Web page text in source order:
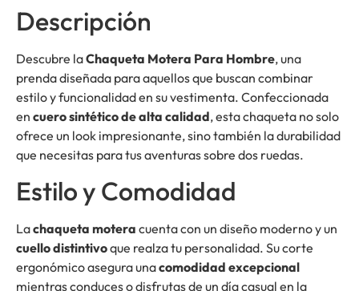
Descripción
Descubre laChaqueta Motera Para Hombre, una
prenda diseñada para aquellos que buscan combinar
estilo y funcionalidad en su vestimenta. Confeccionada
en cuero sintético de alta calidad, esta chaqueta no solo
ofrece un look impresionante, sino también la durabilidad
que necesitas para tus aventuras sobre dos ruedas.
Estilo y Comodidad
Lachaqueta motera cuenta con un diseño moderno y un
cuello distintivoque realza tu personalidad. Su corte
ergonómico asegura unacomodidad excepcional
mientras conduces o disfrutas de un día casual en la